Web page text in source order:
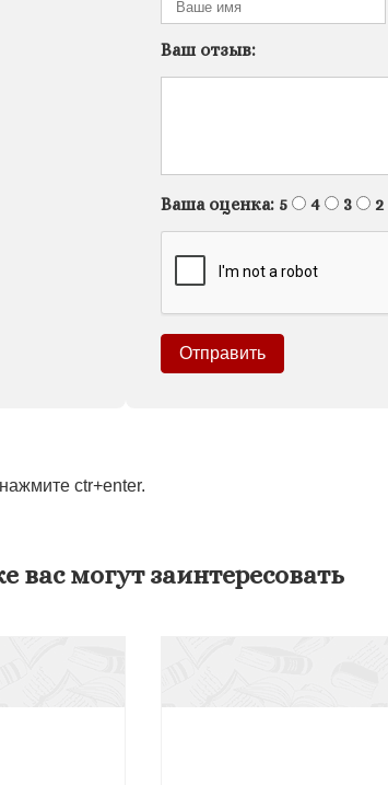
Ваш отзыв:
Ваша оценка: 5 4 3 2
ctr+enter.
вас могут заинтересовать